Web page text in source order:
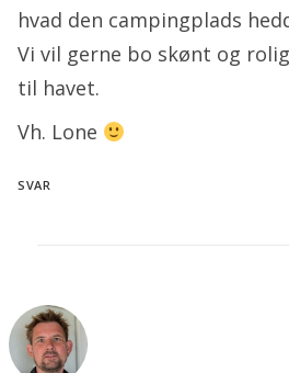
hvad den campingplads
Vi vil gerne bo skønt og
til havet.
Vh. Lone
SVAR